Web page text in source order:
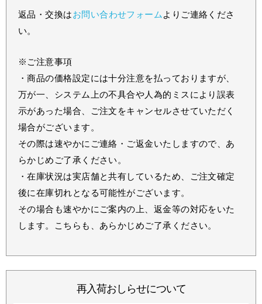
返品・交換はお問い合わせフォーム よりご連絡くださ
い。
※ご注意事項
・商品の価格設定には十分注意を払っておりますが、
万が一、システム上の不具合や人為的ミスにより誤表
示があった場合、ご注文をキャンセルさせていただく
場合がございます。
その際は速やかにご連絡・ご返金いたしますので、あ
らかじめご了承ください。
・在庫状況は実店舗と共有しているため、ご注文確定
後に在庫切れとなる可能性がございます。
その場合も速やかにご案内の上、返金等の対応をいた
します。こちらも、あらかじめご了承ください。
再入荷おしらせについて